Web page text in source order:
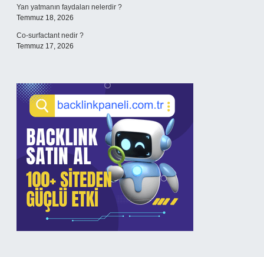
Yan yatmanın faydaları nelerdir ?
Temmuz 18, 2026
Co-surfactant nedir ?
Temmuz 17, 2026